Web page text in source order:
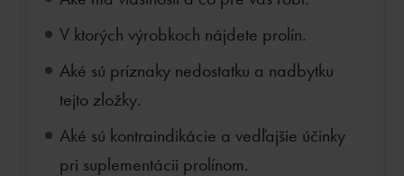
V ktorých výrobkoch nájdete prolín.
Aké sú príznaky nedostatku a nadbytku
tejto zložky.
Aké sú kontraindikácie a vedľajšie účinky
pri suplementácii prolínom.